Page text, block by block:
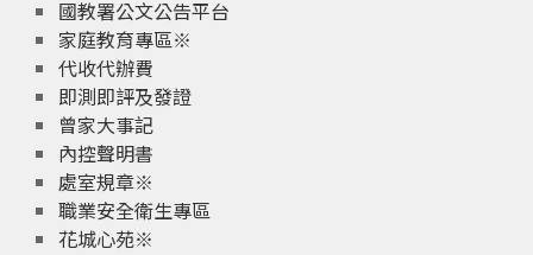
國教署公文公告平台
家庭教育專區※
代收代辦費
即測即評及發證
曾家大事記
內控聲明書
處室規章※
職業安全衛生專區
花城心苑※